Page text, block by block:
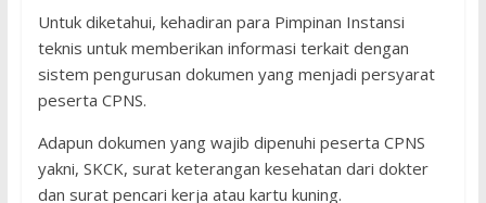
Untuk diketahui, kehadiran para Pimpinan Instansi
teknis untuk memberikan informasi terkait dengan
sistem pengurusan dokumen yang menjadi persyarat
peserta CPNS.
Adapun dokumen yang wajib dipenuhi peserta CPNS
yakni, SKCK, surat keterangan kesehatan dari dokter
dan surat pencari kerja atau kartu kuning.